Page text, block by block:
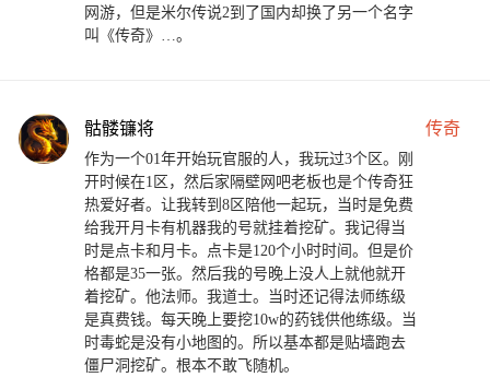
网游，但是米尔传说2到了国内却换了另一个名字
叫《传奇》…。
骷髅镰将 传奇
作为一个01年开始玩官服的人，我玩过3个区。刚
开时候在1区，然后家隔壁网吧老板也是个传奇狂
热爱好者。让我转到8区陪他一起玩，当时是免费
给我开月卡有机器我的号就挂着挖矿。我记得当
时是点卡和月卡。点卡是120个小时时间。但是价
格都是35一张。然后我的号晚上没人上就他就开
着挖矿。他法师。我道士。当时还记得法师练级
是真费钱。每天晚上要挖10w的药钱供他练级。当
时毒蛇是没有小地图的。所以基本都是贴墙跑去
僵尸洞挖矿。根本不敢飞随机。